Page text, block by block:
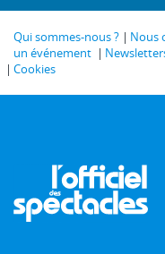
Qui sommes-nous ? Nous
un événement
Cookies